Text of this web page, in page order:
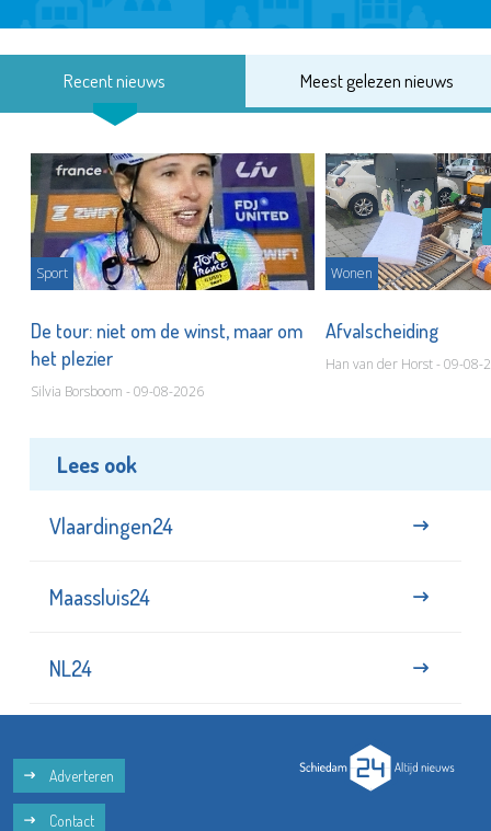
Recent nieuws Meest gelezen nieuws
Sport
De tour: niet om de winst, maar om
het plezier
Silvia Borsboom - 09-08-2026
Wonen
Afvalscheiding
Han van der Horst - 09-08-
Lees ook
Vlaardingen24
Maassluis24
NL24
Adverteren
Contact